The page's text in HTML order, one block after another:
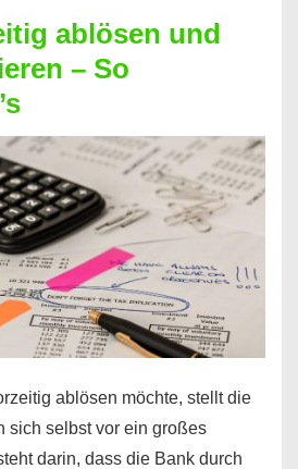
ablösen und
– So
ablösen möchte, stellt die
sich selbst vor ein großes
darin, dass die Bank durch